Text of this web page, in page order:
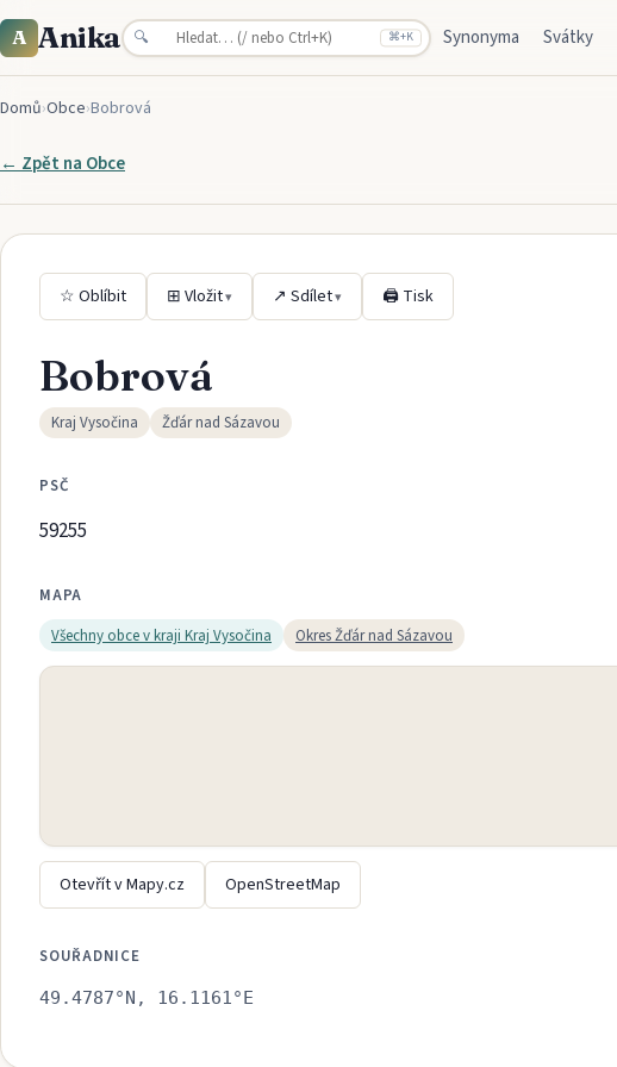
A Anika 🔍 ⌘+K Synonyma Svátky
Domů›Obce›Bobrová
← Zpět na Obce
☆ Oblíbit ⊞ Vložit▾ ↗ Sdílet▾ 🖨 Tisk
Bobrová
Kraj Vysočina Žďár nad Sázavou
PSČ
59255
MAPA
Všechny obce v kraji Kraj Vysočina OkresŽďár nad Sázavou
Otevřít v Mapy.cz OpenStreetMap
SOUŘADNICE
49.4787°N, 16.1161°E